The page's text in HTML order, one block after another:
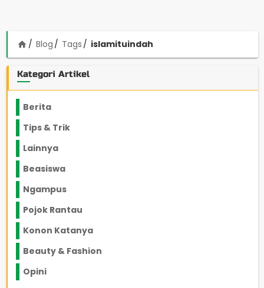
home Blog Tags islamituindah
Kategori Artikel
Berita
Tips & Trik
Lainnya
Beasiswa
Ngampus
Pojok Rantau
Konon Katanya
Beauty & Fashion
Opini